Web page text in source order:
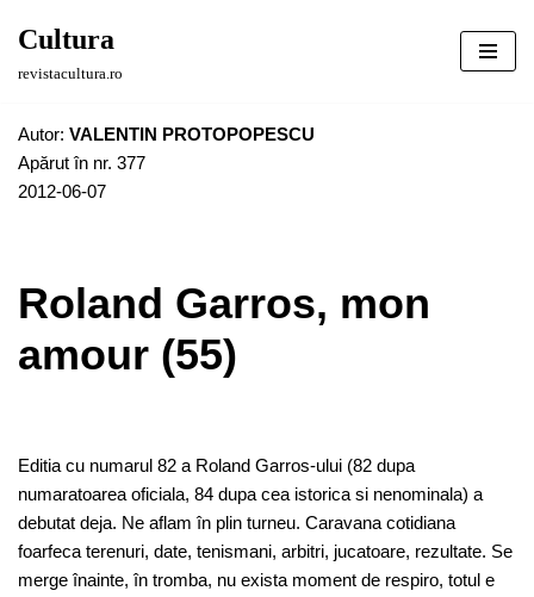
Sari
Cultura
revistacultura.ro
Autor: VALENTIN PROTOPOPESCU
Apărut în nr. 377
2012-06-07
Roland Garros, mon
amour (55)
Editia cu numarul 82 a Roland Garros-ului (82 dupa
numaratoarea oficiala, 84 dupa cea istorica si nenominala) a
debutat deja. Ne aflam în plin turneu. Caravana cotidiana
foarfeca terenuri, date, tenismani, arbitri, jucatoare, rezultate. Se
merge înainte, în tromba, nu exista moment de respiro, totul e